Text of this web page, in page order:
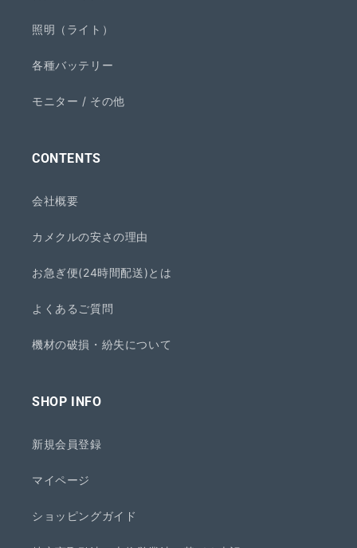
照明（ライト）
各種バッテリー
モニター / その他
CONTENTS
会社概要
カメクルの安さの理由
お急ぎ便(24時間配送)とは
よくあるご質問
機材の破損・紛失について
SHOP INFO
新規会員登録
マイページ
ショッピングガイド